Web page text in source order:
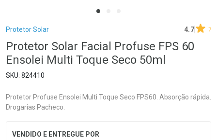
Breadcrumb
Protetor Solar 4.7 7
Protetor Solar Facial Profuse FPS 60
Ensolei Multi Toque Seco 50ml
824410
Protetor Profuse Ensolei Multi Toque Seco FPS60. Absorção rápida.
Drogarias Pacheco.